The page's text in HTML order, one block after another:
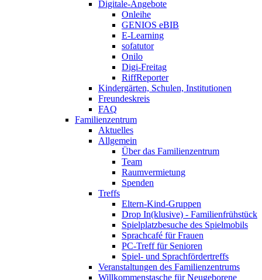
Digitale-Angebote
Onleihe
GENIOS eBIB
E-Learning
sofatutor
Onilo
Digi-Freitag
RiffReporter
Kindergärten, Schulen, Institutionen
Freundeskreis
FAQ
Familienzentrum
Aktuelles
Allgemein
Über das Familienzentrum
Team
Raumvermietung
Spenden
Treffs
Eltern-Kind-Gruppen
Drop In(klusive) - Familienfrühstück
Spielplatzbesuche des Spielmobils
Sprachcafé für Frauen
PC-Treff für Senioren
Spiel- und Sprachfördertreffs
Veranstaltungen des Familienzentrums
Willkommenstasche für Neugeborene